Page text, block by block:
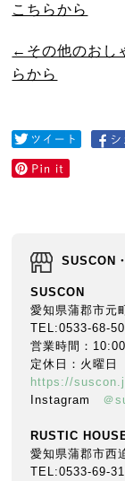
こちらから
←その他のおし
らから
SUSCON
SUSCON
愛知県蒲郡市元
TEL:0533-68-
営業時間：
定休日：火曜日
https://
Instagram ＠
RUSTIC
愛知県蒲郡市西
TEL:0533-69-